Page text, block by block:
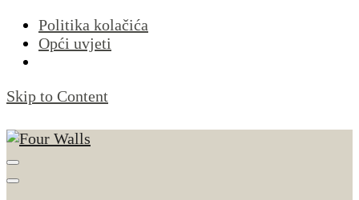
Politika kolačića
Opći uvjeti
Skip to Content